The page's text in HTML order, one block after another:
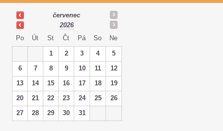
červenec
2026
Po
Út St Čt Pá So Ne
1 2 3 4
5
6
7 8 9 10 11
12
13
14 15 16 17 18
19
20
21 22 23 24 25
26
27
28 29 30 31